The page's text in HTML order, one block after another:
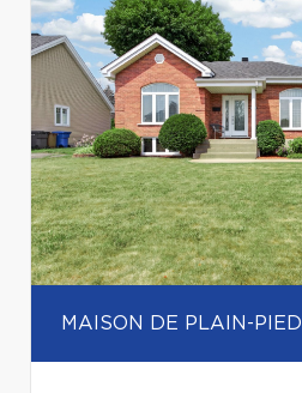
MAISON DE PLAIN-PIED